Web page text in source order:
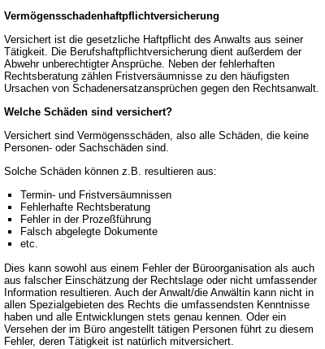
Vermögensschadenhaftpflichtversicherung
Versichert ist die gesetzliche Haftpflicht des Anwalts aus seiner
Tätigkeit. Die Berufshaftpflichtversicherung dient außerdem der
Abwehr unberechtigter Ansprüche. Neben der fehlerhaften
Rechtsberatung zählen Fristversäumnisse zu den häufigsten
Ursachen von Schadenersatzansprüchen gegen den Rechtsanwalt.
Welche Schäden sind versichert?
Versichert sind Vermögensschäden, also alle Schäden, die keine
Personen- oder Sachschäden sind.
Solche Schäden können z.B. resultieren aus:
Termin- und Fristversäumnissen
Fehlerhafte Rechtsberatung
Fehler in der Prozeßführung
Falsch abgelegte Dokumente
etc.
Dies kann sowohl aus einem Fehler der Büroorganisation als auch
aus falscher Einschätzung der Rechtslage oder nicht umfassender
Information resultieren. Auch der Anwalt/die Anwältin kann nicht in
allen Spezialgebieten des Rechts die umfassendsten Kenntnisse
haben und alle Entwicklungen stets genau kennen. Oder ein
Versehen der im Büro angestellt tätigen Personen führt zu diesem
Fehler, deren Tätigkeit ist natürlich mitversichert.